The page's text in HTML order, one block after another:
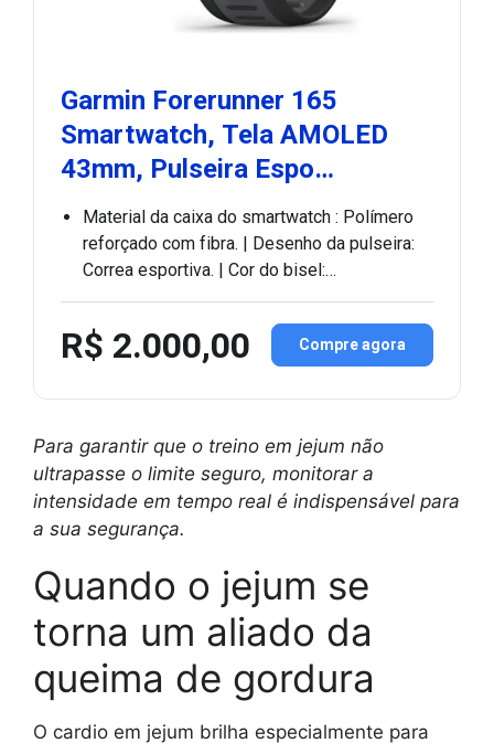
Garmin Forerunner 165
Smartwatch, Tela AMOLED
43mm, Pulseira Espo…
Material da caixa do smartwatch : Polímero
reforçado com fibra. | Desenho da pulseira:
Correa esportiva. | Cor do bisel:…
R$ 2.000,00 Compre agora
Para garantir que o treino em jejum não
ultrapasse o limite seguro, monitorar a
intensidade em tempo real é indispensável para
a sua segurança.
Quando o jejum se
torna um aliado da
queima de gordura
O cardio em jejum brilha especialmente para